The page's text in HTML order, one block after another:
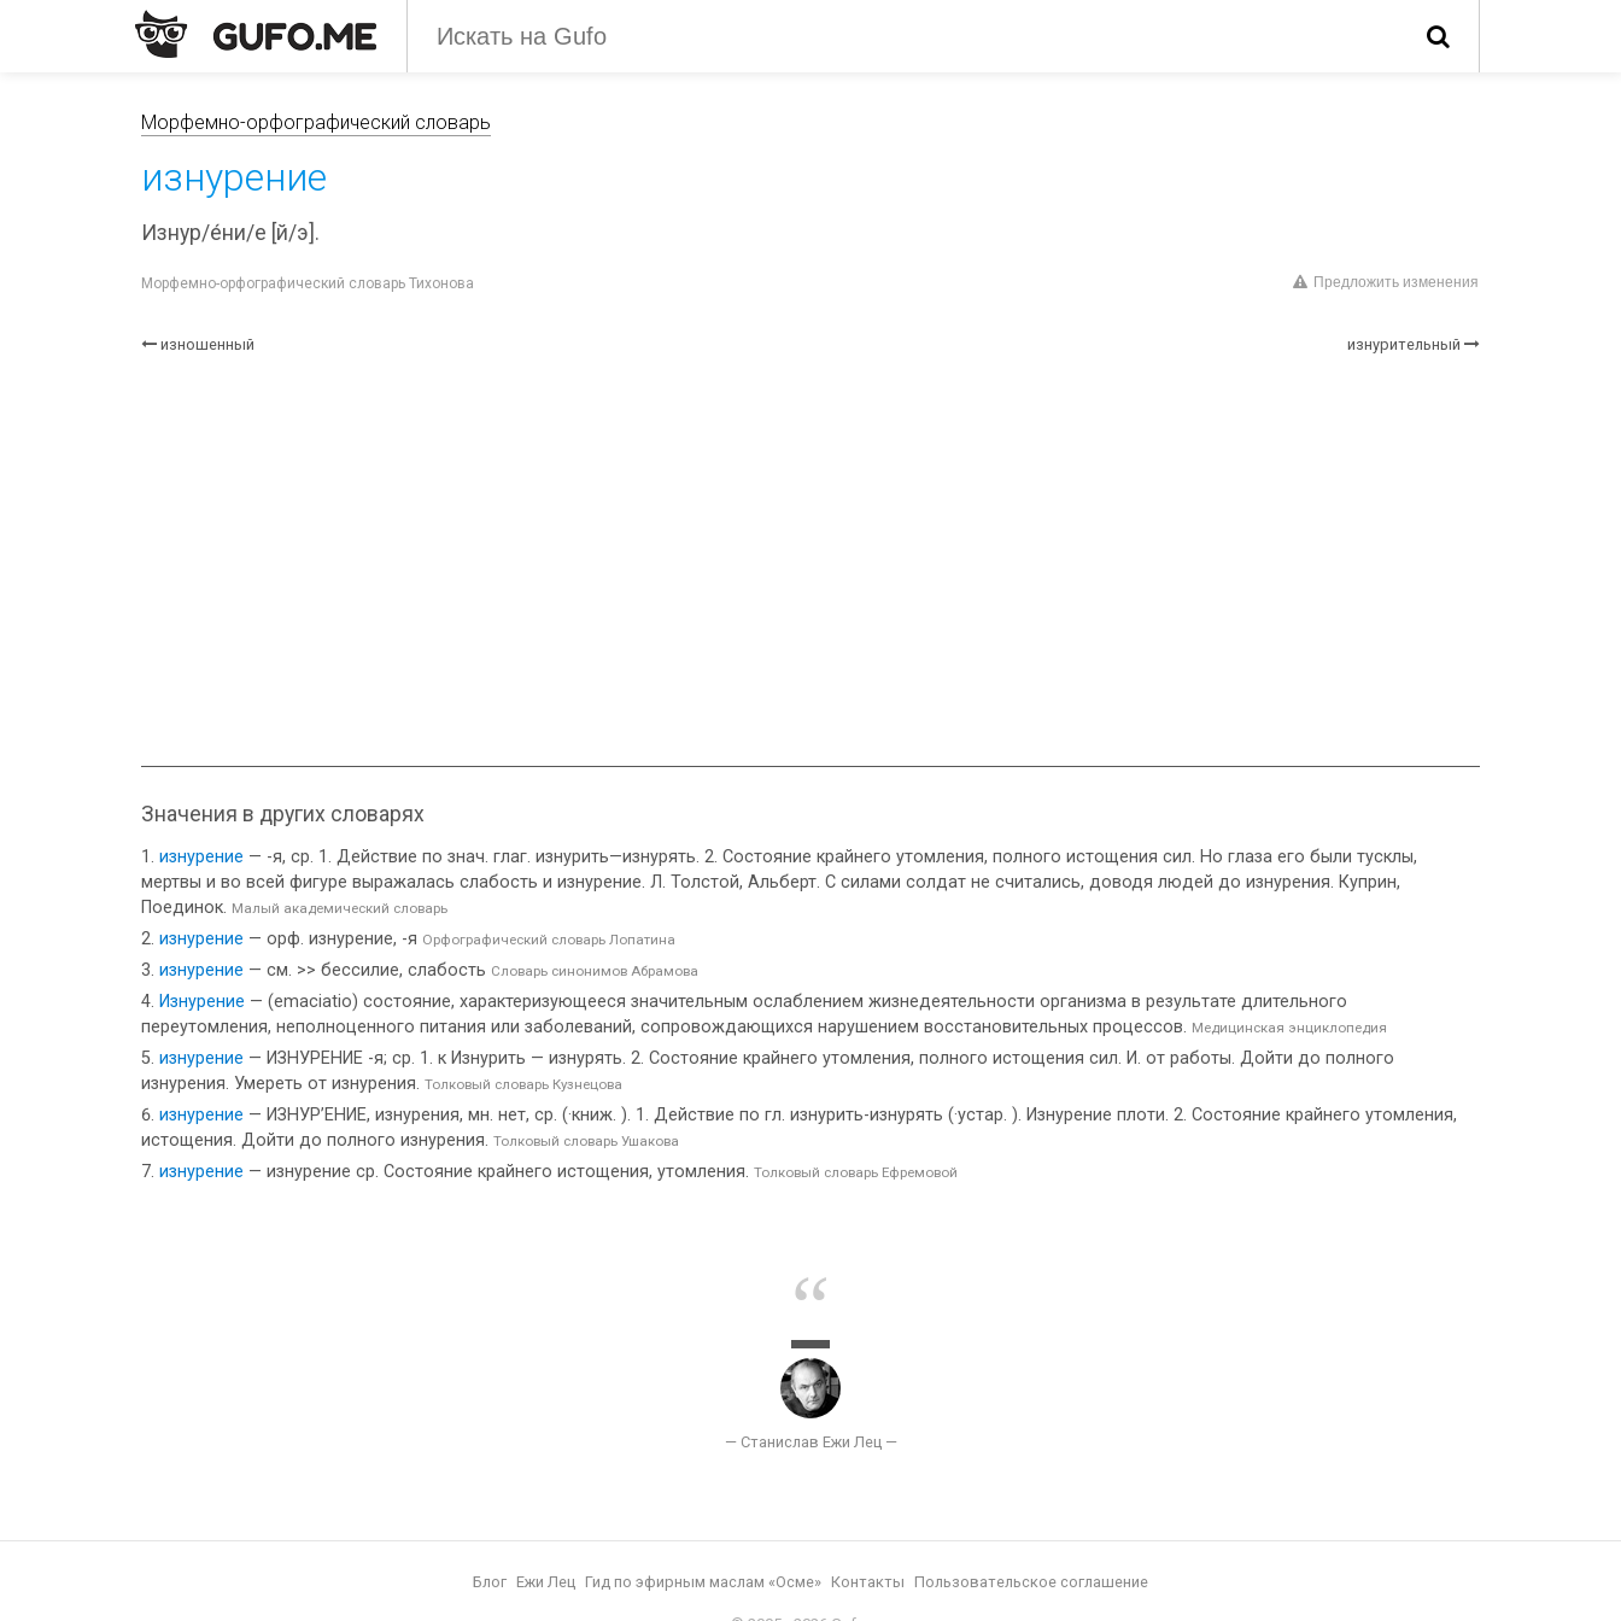
Морфемно-орфографический словарь
изнурение
Изнур/е́ни/е [й/э].
Морфемно-орфографический словарь Тихонова Предложить изменения
изношенный изнурительный
Значения в других словарях
изнурение — -я, ср. 1. Действие по знач. глаг. изнурить—изнурять. 2. Состояние крайнего утомления, полного истощения сил. Но глаза его были тусклы,
мертвы и во всей фигуре выражалась слабость и изнурение. Л. Толстой, Альберт. С силами солдат не считались, доводя людей до изнурения. Куприн,
Поединок. Малый академический словарь
изнурение — орф. изнурение, -я Орфографический словарь Лопатина
изнурение — см. >> бессилие, слабость Словарь синонимов Абрамова
Изнурение — (emaciatio) состояние, характеризующееся значительным ослаблением жизнедеятельности организма в результате длительного
переутомления, неполноценного питания или заболеваний, сопровождающихся нарушением восстановительных процессов. Медицинская энциклопедия
изнурение — ИЗНУРЕНИЕ -я; ср. 1. к Изнурить — изнурять. 2. Состояние крайнего утомления, полного истощения сил. И. от работы. Дойти до полного
изнурения. Умереть от изнурения. Толковый словарь Кузнецова
изнурение — ИЗНУР’ЕНИЕ, изнурения, мн. нет, ср. (·книж. ). 1. Действие по гл. изнурить-изнурять (·устар. ). Изнурение плоти. 2. Состояние крайнего утомления,
истощения. Дойти до полного изнурения. Толковый словарь Ушакова
изнурение — изнурение ср. Состояние крайнего истощения, утомления. Толковый словарь Ефремовой
Блог Ежи Лец Гид по эфирным маслам «Осме» Контакты Пользовательское соглашение